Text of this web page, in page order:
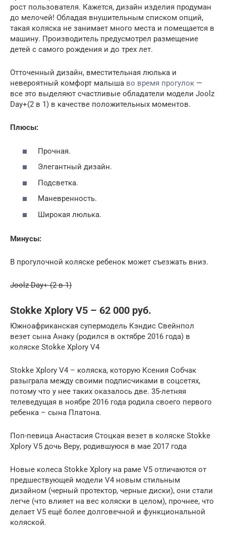
рост пользователя. Кажется, дизайн изделия продуман
до мелочей! Обладая внушительным списком опций,
такая коляска не занимает много места и помещается в
машину. Производитель предусмотрел размещение
детей с самого рождения и до трех лет.
Отточенный дизайн, вместительная люлька и
невероятный комфорт малыша во время прогулок —
все это выделяют счастливые обладатели модели Joolz
Day+(2 в 1) в качестве положительных моментов.
Плюсы:
Прочная.
Элегантный дизайн.
Подсветка.
Маневренность.
Широкая люлька.
Минусы:
В прогулочной коляске ребенок может съезжать вниз.
Joolz Day+ (2 в 1)
Stokke Xplory V5 – 62 000 руб.
Южноафриканская супермодель Кэндис Свейнпол
везет сына Анаку (родился в октябре 2016 года) в
коляске Stokke Xplory V4
Stokke Xplory V4 – коляска, которую Ксения Собчак
разыграла между своими подписчиками в соцсетях,
потому что у нее таких оказалось две. 35-летняя
телеведущая в ноябре 2016 года родила своего первого
ребенка – сына Платона.
Поп-певица Анастасия Стоцкая везет в коляске Stokke
Xplory V5 дочь Веру, родившуюся в мае 2017 года
Новые колеса Stokke Xplory на раме V5 отличаются от
предшествующей модели V4 новым стильным
дизайном (черный протектор, черные диски), они стали
легче (что влияет на вес коляски в целом), прочнее, что
делает V5 ещё более долговечной и функциональной
коляской.